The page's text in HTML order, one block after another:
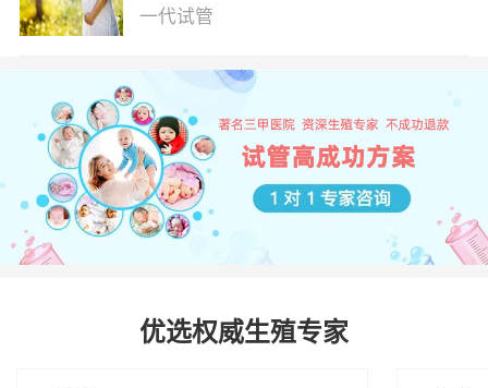
一代试管
优选权威生殖专家